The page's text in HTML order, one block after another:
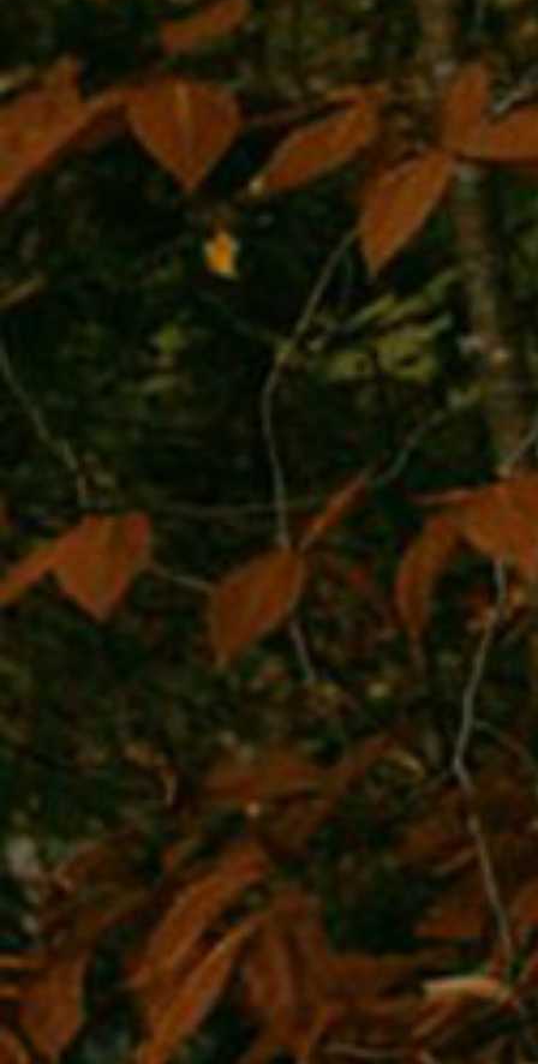
Ранее, 25 сентября, в рамках празднования Дня
Яр, «столице» национального парка «Бикин», были
социальные объекты – детский сад и
сотрудников парка.
26 сентября в городе Уссурийске состоялось
нового административного комплекса Службы
Приморского края, созданного центром «Амурский
поддержке организаций-спонсоров.
Вечером 26 сентября на Приморской сцене
состоялся торжественный приём по случаю 21-го
котором вручили награды защитникам природы.